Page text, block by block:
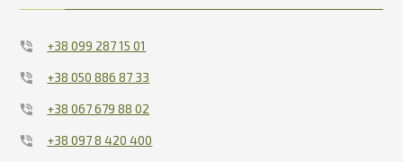
+38 099 287 15 01
+38 050 886 87 33
+38 067 679 88 02
+38 097 8 420 400